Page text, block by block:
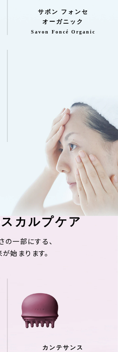
サボン フォンセ
オーガニック
Savon Foncé Organic
カルプケア
の一部にする、
始まります。
カンテサンス